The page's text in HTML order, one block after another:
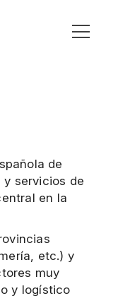
de
servicios de
en la
etc.) y
muy
y logístico